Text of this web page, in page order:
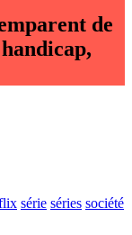
de
série séries société